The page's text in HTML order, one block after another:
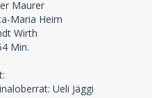
Maurer
Maria Heim
Wirth
Min.
Ueli Jäggi